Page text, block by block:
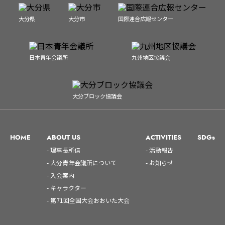
大分県 大分市 国際連合広報センター
日本青年会議所 九州地区協議会
大分ブロック協議会
HOME ABOUT US
- 理事長所信
- 大分青年会議所について
- 入会案内
- キャラクター
- 第71回全国大会おおいた大会
ACTIVITIES
- 活動報告
- お知らせ
SDGs